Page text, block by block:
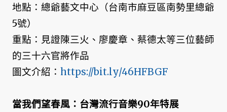
地點：總爺藝文中心（台南市麻豆區南勢里總爺
5號）
重點：見證陳三火、廖慶章、蔡德太等三位藝師
的三十六官將作品
圖文介紹： https://bit.ly/46HFBGF
當我們望春風：台灣流行音樂90年特展